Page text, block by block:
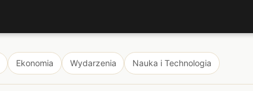
Ekonomia Wydarzenia Nauka i Technologia